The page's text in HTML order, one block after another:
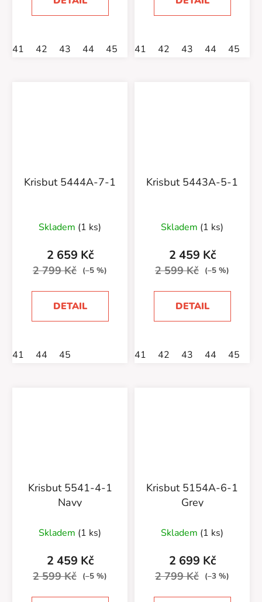
41 42 43 44 45 46
41 42 43 44 45
Krisbut 5444A-7-1
Skladem (1 ks)
2 659 Kč
2 799 Kč (–5 %)
DETAIL
41 44 45
Krisbut 5443A-5-1
Skladem (1 ks)
2 459 Kč
2 599 Kč (–5 %)
DETAIL
41 42 43 44 45
Krisbut 5541-4-1
Navy
Skladem (1 ks)
2 459 Kč
2 599 Kč (–5 %)
Krisbut 5154A-6-1
Grey
Skladem (1 ks)
2 699 Kč
2 799 Kč (–3 %)